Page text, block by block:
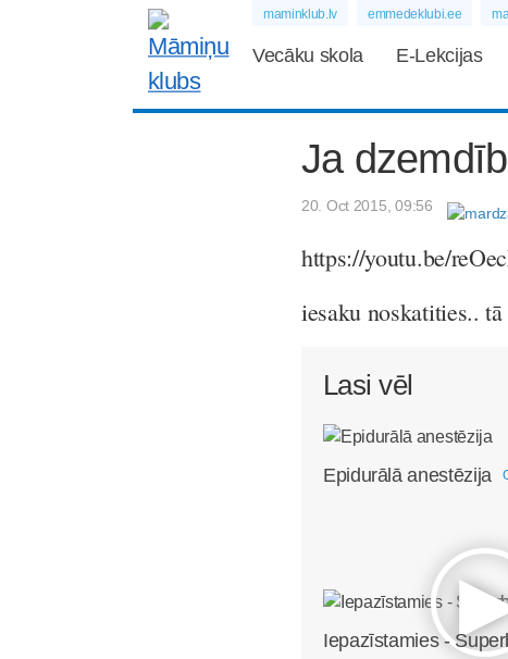
maminklub.lv emmedeklubi.ee
Vecāku skola E-Lekcijas
Ja
20. Oct 2015, 09:56
https://youtu.be/
iesaku noskatities..
Lasi vēl
Epidurālā anestēzija
Iepazīstamies -